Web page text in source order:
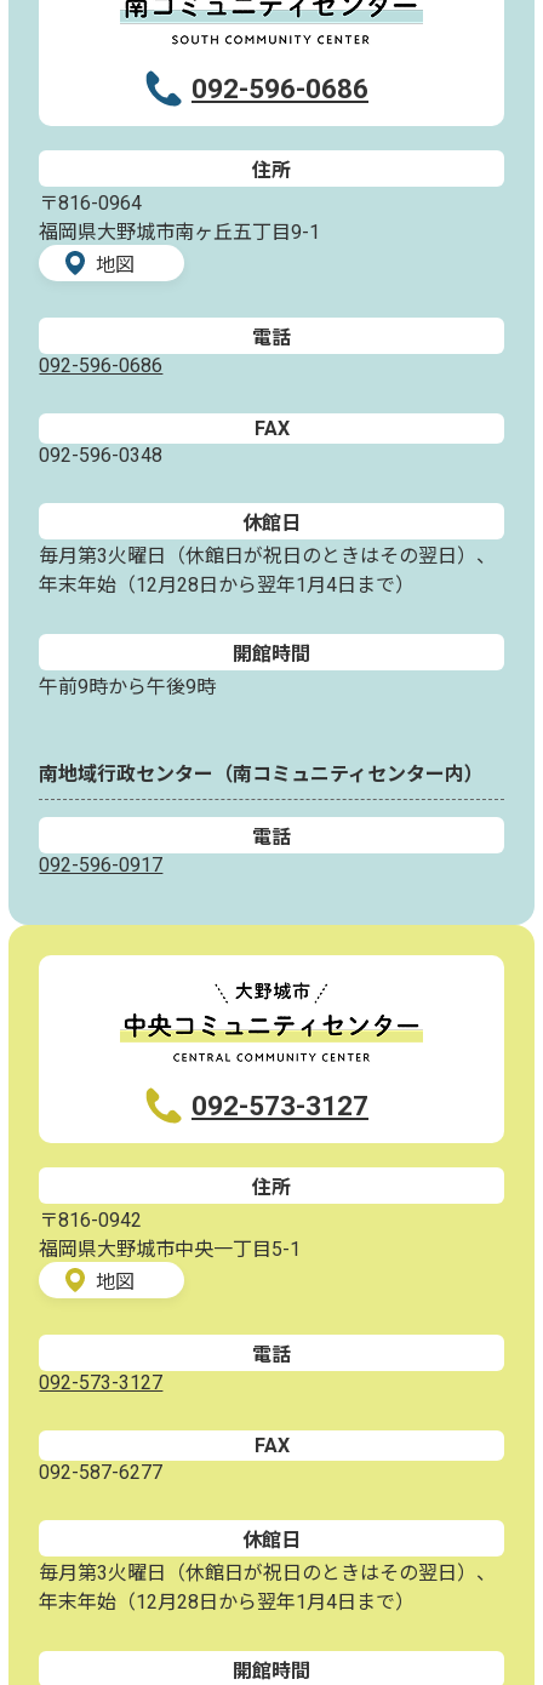
092-596-0686
住所
〒816-0964
福岡県大野城市南ヶ丘五丁目9-1
地図
電話
092-596-0686
FAX
092-596-0348
休館日
毎月第3火曜日（休館日が祝日のときはその翌日）、
年末年始（12月28日から翌年1月4日まで）
開館時間
午前9時から午後9時
南地域行政センター（南コミュニティセンター内）
電話
092-596-0917
092-573-3127
住所
〒816-0942
福岡県大野城市中央一丁目5-1
地図
電話
092-573-3127
FAX
092-587-6277
休館日
毎月第3火曜日（休館日が祝日のときはその翌日）、
年末年始（12月28日から翌年1月4日まで）
開館時間